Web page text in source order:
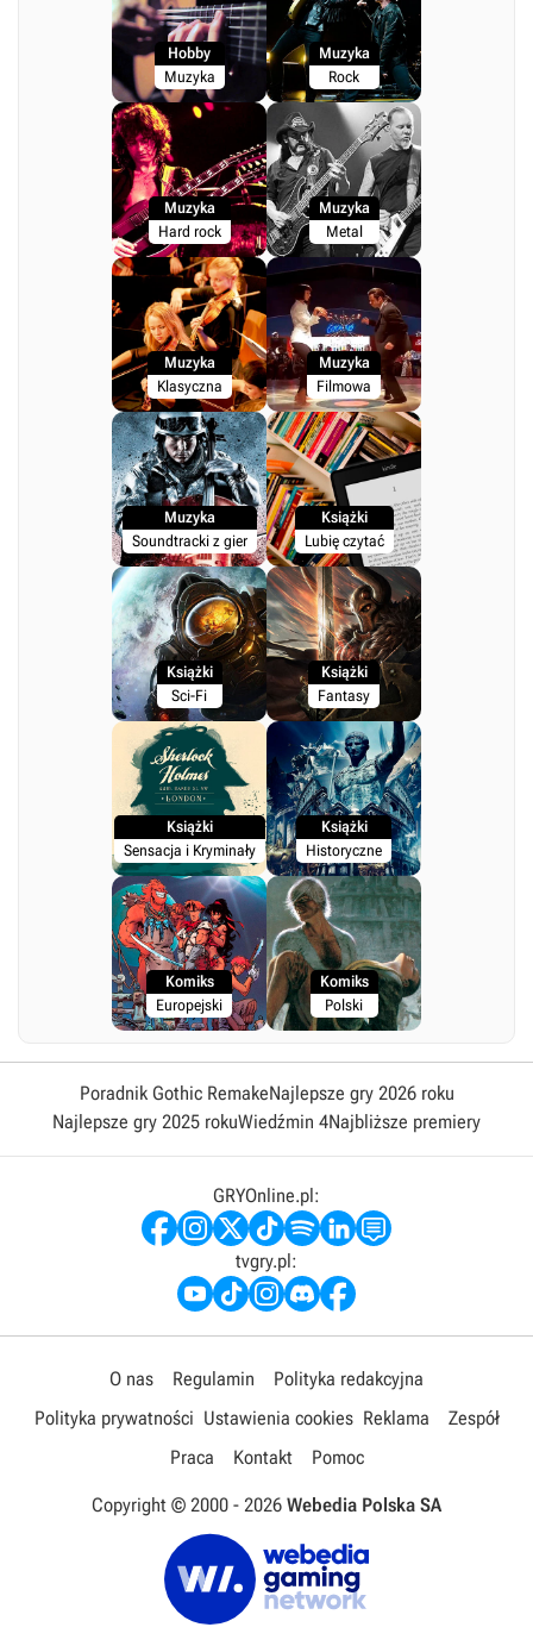
Hobby
Muzyka
Muzyka
Rock
Muzyka
Hard rock
Muzyka
Metal
Muzyka
Klasyczna
Muzyka
Filmowa
Muzyka
Soundtracki z gier
Książki
Lubię czytać
Książki
Sci-Fi
Książki
Fantasy
Książki
Sensacja i Kryminały
Książki
Historyczne
Komiks
Europejski
Komiks
Polski
Poradnik Gothic RemakeNajlepsze gry 2026 roku
Najlepsze gry 2025 rokuWiedźmin 4Najbliższe premiery
GRYOnline.pl:
tvgry.pl:
O nas Regulamin
Polityka redakcyjna
Polityka prywatności Ustawienia cookies Reklama
Zespół
Praca
Kontakt Pomoc
Copyright © 2000 - 2026 Webedia Polska SA